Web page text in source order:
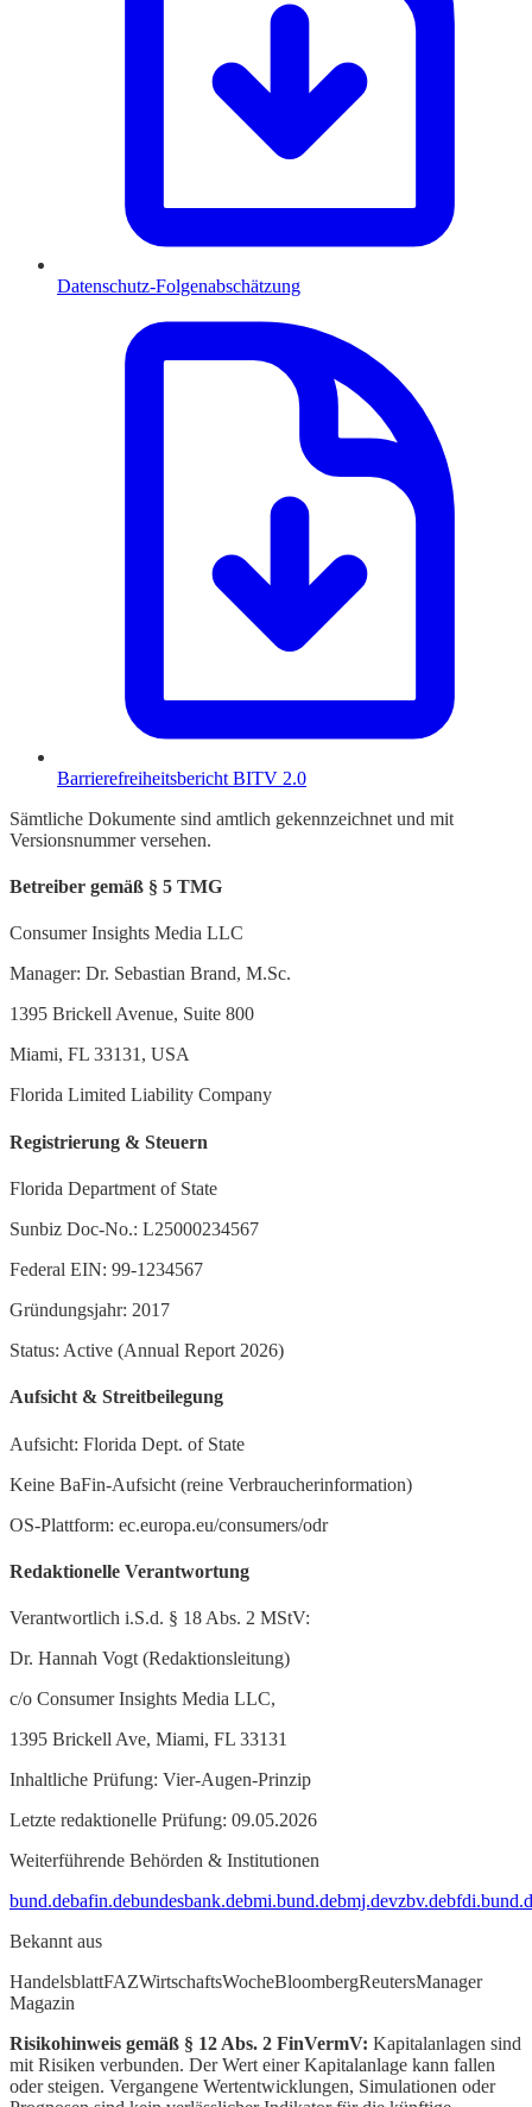
Datenschutz-Folgenabschätzung
Barrierefreiheitsbericht BITV 2.0
Sämtliche Dokumente sind amtlich gekennzeichnet und mit
Versionsnummer versehen.
Betreiber gemäß § 5 TMG
Consumer Insights Media LLC
Manager: Dr. Sebastian Brand, M.Sc.
1395 Brickell Avenue, Suite 800
Miami, FL 33131, USA
Florida Limited Liability Company
Registrierung & Steuern
Florida Department of State
Sunbiz Doc-No.: L25000234567
Federal EIN: 99-1234567
Gründungsjahr: 2017
Status: Active (Annual Report 2026)
Aufsicht & Streitbeilegung
Aufsicht: Florida Dept. of State
Keine BaFin-Aufsicht (reine Verbraucherinformation)
OS-Plattform: ec.europa.eu/consumers/odr
Redaktionelle Verantwortung
Verantwortlich i.S.d. § 18 Abs. 2 MStV:
Dr. Hannah Vogt (Redaktionsleitung)
c/o Consumer Insights Media LLC,
1395 Brickell Ave, Miami, FL 33131
Inhaltliche Prüfung: Vier-Augen-Prinzip
Letzte redaktionelle Prüfung: 09.05.2026
Weiterführende Behörden & Institutionen
bund.debafin.debundesbank.debmi.bund.debmj.devzbv.de
Bekannt aus
HandelsblattFAZWirtschaftsWocheBloombergReutersManager
Magazin
Risikohinweis gemäß § 12 Abs. 2 FinVermV: Kapitalanlagen sind
mit Risiken verbunden. Der Wert einer Kapitalanlage kann fallen
oder steigen. Vergangene Wertentwicklungen, Simulationen oder